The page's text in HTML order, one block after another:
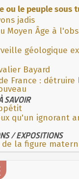
ou le peuple sous
jadis
Moyen Âge à
géologique
Bayard
France : détruire
SAVOIR
qu'un ignorant
/ EXPOSITIONS
de la figure